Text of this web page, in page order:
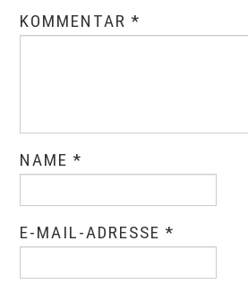
KOMMENTAR*
NAME*
E-MAIL-ADRESSE*